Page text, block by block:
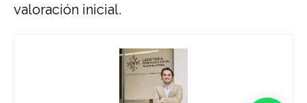
valoración inicial.